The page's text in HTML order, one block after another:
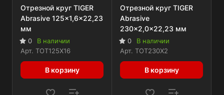
Отрезной круг TIGER
Abrasive 125x1,6x22,23
мм
0
В наличии
Арт. TOT125X16
В корзину
Отрезной круг TIGER
Abrasive
230x2,0x22,23 мм
0
В наличии
Арт. TOT230X2
В корзину